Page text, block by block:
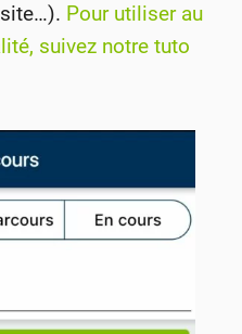
Pour utiliser au
suivez notre tuto